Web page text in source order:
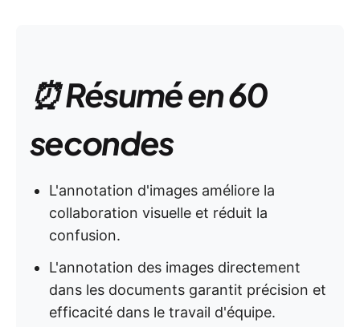
⏰ Résumé en 60
secondes
L'annotation d'images améliore la
collaboration visuelle et réduit la
confusion.
L'annotation des images directement
dans les documents garantit précision et
efficacité dans le travail d'équipe.